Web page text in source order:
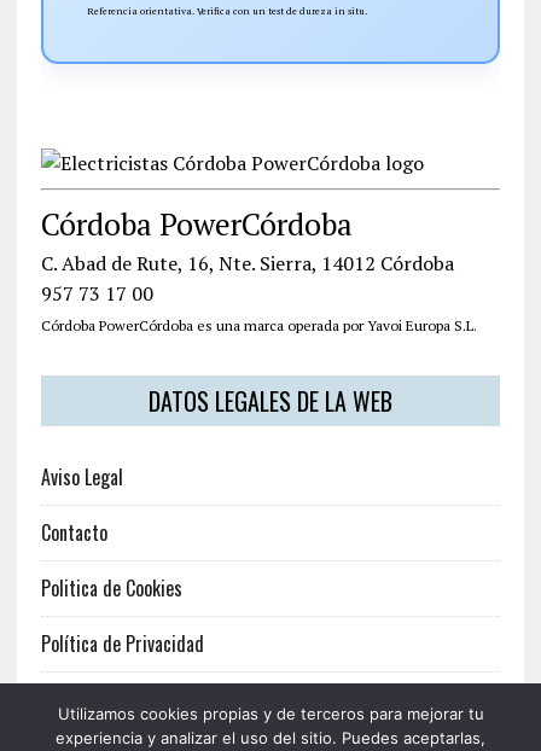
Referencia orientativa. Verifica con un test de dureza in situ.
Córdoba PowerCórdoba
C. Abad de Rute, 16, Nte. Sierra, 14012 Córdoba
957 73 17 00
Córdoba PowerCórdoba es una marca operada por Yavoi Europa S.L.
DATOS LEGALES DE LA WEB
Aviso Legal
Contacto
Politica de Cookies
Política de Privacidad
Utilizamos cookies propias y de terceros para mejorar tu
experiencia y analizar el uso del sitio. Puedes aceptarlas,